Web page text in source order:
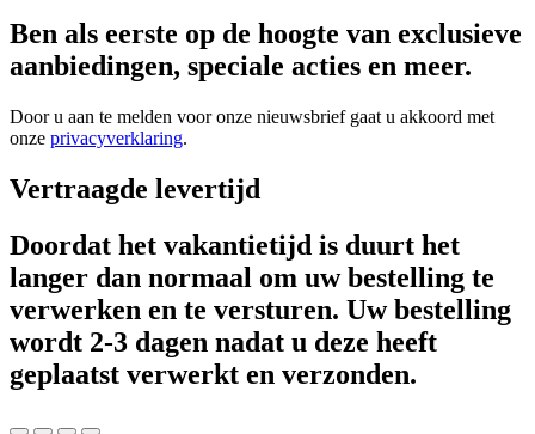
Ben als eerste op de hoogte van exclusieve
aanbiedingen, speciale acties en meer.
Door u aan te melden voor onze nieuwsbrief gaat u akkoord met
onze privacyverklaring.
Vertraagde levertijd
Doordat het vakantietijd is duurt het
langer dan normaal om uw bestelling te
verwerken en te versturen. Uw bestelling
wordt 2-3 dagen nadat u deze heeft
geplaatst verwerkt en verzonden.